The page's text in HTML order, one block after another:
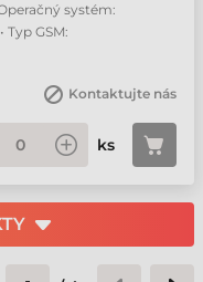
systém:
Typ GSM:
Kontaktujte nás
ks